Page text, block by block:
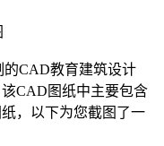
的CAD教育建筑设计
CAD图纸中主要包含
纸，以下为您截图了一